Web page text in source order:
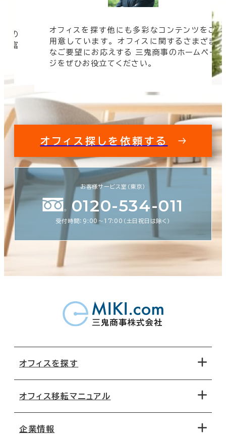
の
豊富
オフィスを探す他にも多彩なコンテンツをご
用意しています。 オフィスに関するさまざま
なご要望にお応えする 三鬼商事のホームペー
ジをぜひお役立てください。
オフィス探しを依頼する
お客様サービス室（東京）
0120-534-011
受付時間：9:00〜17:00（土日祝日は除く）
オフィスを探す
地図から探す
オフィス移転マニュアル
企業情報